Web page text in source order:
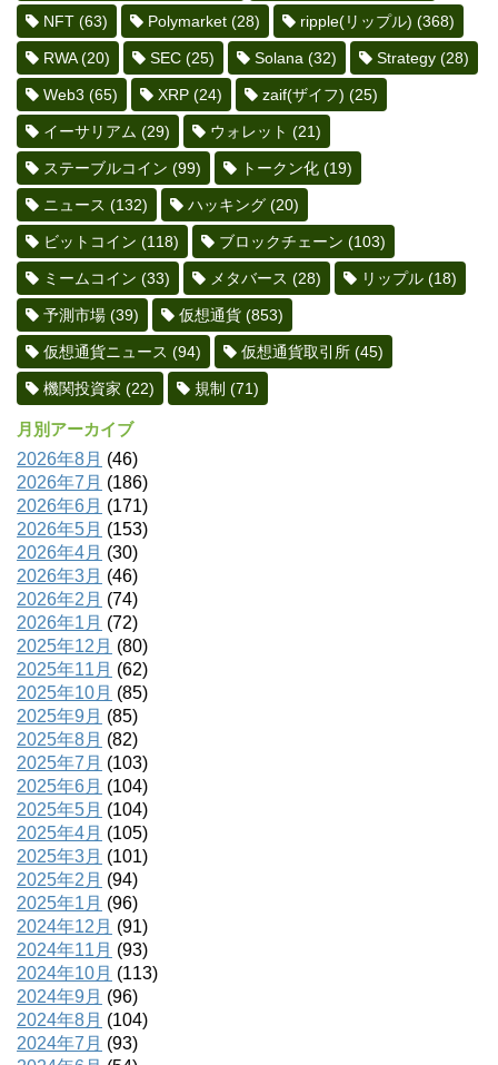
NFT (63) Polymarket (28) ripple(リップル) (368)
RWA(20) SEC (25) Solana (32) Strategy (28)
Web3 (65) XRP (24) zaif(ザイフ) (25)
イーサリアム (29) ウォレット (21)
ステーブルコイン (99) トークン化 (19)
ニュース (132) ハッキング (20)
ビットコイン (118) ブロックチェーン (103)
ミームコイン (33) メタバース (28) リップル (18)
予測市場 (39) 仮想通貨 (853)
仮想通貨ニュース (94) 仮想通貨取引所 (45)
機関投資家 (22) 規制 (71)
月別アーカイブ
2026年8月 (46)
2026年7月 (186)
2026年6月 (171)
2026年5月 (153)
2026年4月 (30)
2026年3月 (46)
2026年2月 (74)
2026年1月 (72)
2025年12月 (80)
2025年11月 (62)
2025年10月 (85)
2025年9月 (85)
2025年8月 (82)
2025年7月 (103)
2025年6月 (104)
2025年5月 (104)
2025年4月 (105)
2025年3月 (101)
2025年2月 (94)
2025年1月 (96)
2024年12月 (91)
2024年11月 (93)
2024年10月 (113)
2024年9月 (96)
2024年8月 (104)
2024年7月 (93)